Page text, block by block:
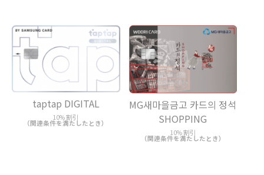
taptap DIGITAL
10% 割引
（関連条件を満たしたとき）
MG새마을금고 카드의 정석
SHOPPING
10% 割引
（関連条件を満たしたとき）